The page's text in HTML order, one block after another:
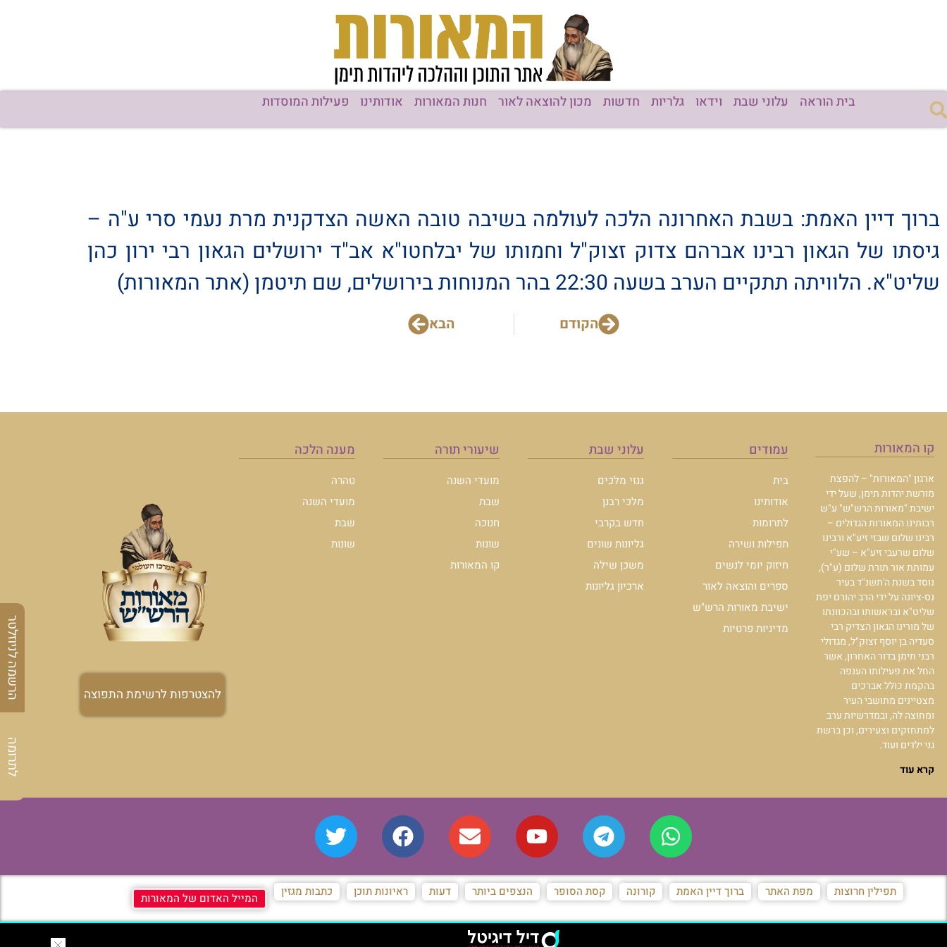
בית הוראה עלוני שבת וידאו גלריות חדשות מכון להוצאה לאור חנות המאורות אודותינו פעילות המוסדות
ברוך דיין האמת: בשבת האחרונה הלכה לעולמה בשיבה טובה האשה הצדקנית מרת נעמי סרי ע"ה –
גיסתו של הגאון רבינו אברהם צדוק זצוק"ל וחמותו של יבלחטו"א אב"ד ירושלים הגאון רבי ירון כהן
שליט"א. הלוויתה תתקיים הערב בשעה 22:30 בהר המנוחות בירושלים, שם תיטמן (אתר המאורות)
הקודם הבא
קו המאורות
ארגון "המאורות" – להפצת
מורשת יהדות תימן, שעל ידי
ישיבת "מאורות הרש"ש" ע"ש
רבותינו המאורות הגדולים –
רבינו שלום שבזי זיע"א ורבינו
שלום שרעבי זיע"א – שע"י
עמותת אור תורת שלום (ע"ר),
נוסד בשנת ה'תשנ"ד בעיר
נס-ציונה על ידי הרב יהורם יפת
שליט"א ובראשותו ובהכוונתו
של מורינו הגאון הצדיק רבי
סעדיה בן יוסף זצוק"ל, מגדולי
רבני תימן בדור האחרון, אשר
החל את פעילותו הענפה
בהקמת כולל אברכים
מצטיינים מתושבי העיר
ומחוצה לה, ובמדרשיות ערב
למתחזקים וצעירים, וכן ברשת
גני ילדים ועוד.
קרא עוד
עמודים
בית
אודותינו
לתרומות
תפילות ושירה
חיזוק יומי לנשים
ספרים והוצאה לאור
ישיבת מאורות הרש"ש
מדיניות פרטיות
עלוני שבת
גנזי מלכים
מלכי רבנן
חדש בקרבי
גליונות שונים
משכן שילה
ארכיון גליונות
שיעורי תורה
מועדי השנה
שבת
חנוכה
שונות
קו המאורות
מענה הלכה
טהרה
מועדי השנה
שבת
שונות
להצטרפות לרשימת התפוצה הרשמה לניוזלטר
לתרומה
תפילין חרוצות מפת האתר ברוך דיין האמת קורונה קסת הסופר הנצפים ביותר דעות ראיונות תוכן כתבות מגזין המייל האדום של המאורות